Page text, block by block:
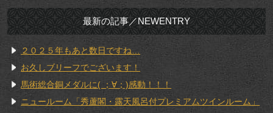
最新の記事／NEWENTRY
２０２５年もあと数日ですね…
お久しブリーフでございます！
馬術総合銅メダルに( ；∀；)感動！！！
ニュールーム「秀蘆閣・露天風呂付プレミアムツインルーム」